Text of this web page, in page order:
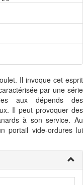
Il invoque cet esprit
par une série
aux dépends des
Il peut provoquer des
à son service. Au
portail vide-ordures lui